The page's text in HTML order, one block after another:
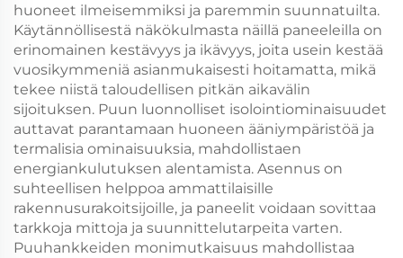
huoneet ilmeisemmiksi ja paremmin suunnatuilta.
Käytännöllisestä näkökulmasta näillä paneeleilla on
erinomainen kestävyys ja ikävyys, joita usein kestää
vuosikymmeniä asianmukaisesti hoitamatta, mikä
tekee niistä taloudellisen pitkän aikavälin
sijoituksen. Puun luonnolliset isolointiominaisuudet
auttavat parantamaan huoneen ääniympäristöä ja
termalisia ominaisuuksia, mahdollistaen
energiankulutuksen alentamista. Asennus on
suhteellisen helppoa ammattilaisille
rakennusurakoitsijoille, ja paneelit voidaan sovittaa
tarkkoja mittoja ja suunnittelutarpeita varten.
Puuhankkeiden monimutkaisuus mahdollistaa